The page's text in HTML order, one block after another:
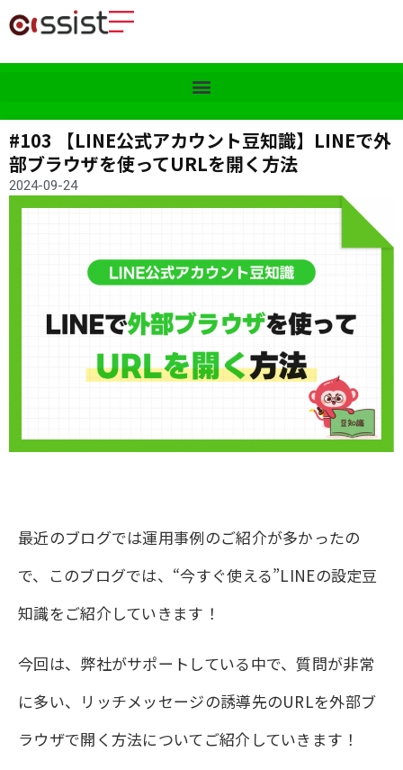
#103 【LINE公式アカウント豆知識】LINEで外
部ブラウザを使ってURLを開く方法
2024-09-24
最近のブログでは運用事例のご紹介が多かったの
で、このブログでは、“今すぐ使える”LINEの設定豆
知識をご紹介していきます！
今回は、弊社がサポートしている中で、質問が非常
に多い、リッチメッセージの誘導先のURLを外部ブ
ラウザで開く方法についてご紹介していきます！